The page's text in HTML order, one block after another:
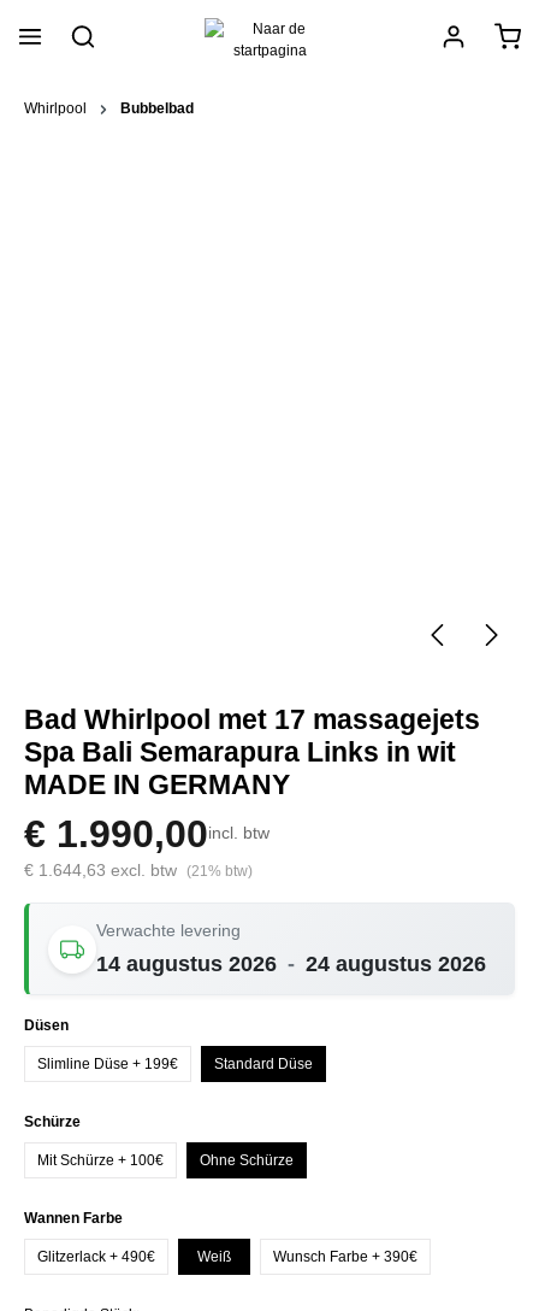
Whirlpool Bubbelbad
Bad Whirlpool met 17 massagejets
Spa Bali Semarapura Links in wit
MADE IN GERMANY
€ 1.990,00incl. btw
€ 1.644,63 excl. btw (21% btw)
Verwachte levering
14 augustus 2026 - 24 augustus 2026
Selecteer
Düsen
Slimline Düse + 199€ Standard Düse
Selecteer
Schürze
Mit Schürze + 100€ Ohne Schürze
Selecteer
Wannen Farbe
Glitzerlack + 490€ Weiß Wunsch Farbe + 390€